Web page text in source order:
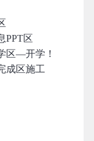
区
区—开学！
成区施工